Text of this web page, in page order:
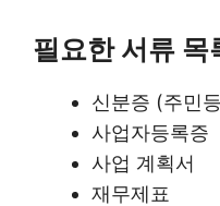
필요한 서류 목
신분증 (주민
사업자등록증
사업 계획서
재무제표